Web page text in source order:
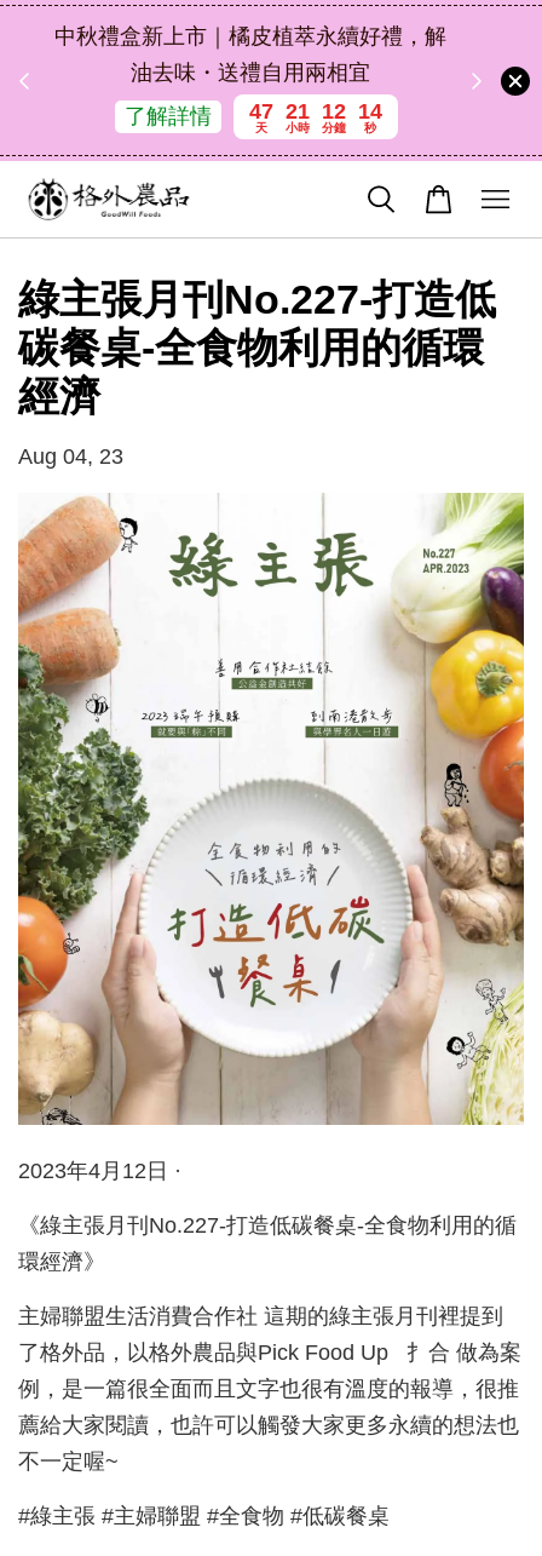
中秋禮盒新上市｜橘皮植萃永續好禮，解
油去味・送禮自用兩相宜
了解詳情
47
天
21
小時
12
分鐘
14
秒
綠主張月刊No.227-打造低
碳餐桌-全食物利用的循環
經濟
Aug 04, 23
2023年4月12日 ·
《綠主張月刊No.227-打造低碳餐桌-全食物利用的循
環經濟》
主婦聯盟生活消費合作社 這期的綠主張月刊裡提到
了格外品，以格外農品與Pick Food Up 扌合 做為案
例，是一篇很全面而且文字也很有溫度的報導，很推
薦給大家閱讀，也許可以觸發大家更多永續的想法也
不一定喔~
#綠主張 #主婦聯盟 #全食物 #低碳餐桌